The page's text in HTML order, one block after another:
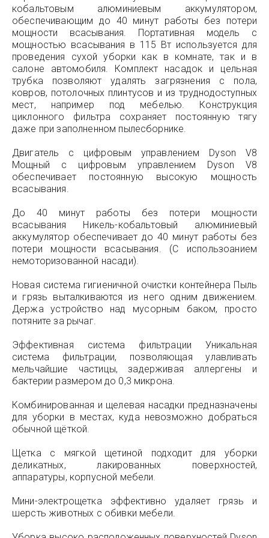
кобальтовым алюминиевым аккумулятором,
обеспечивающим до 40 минут работы без потери
мощности всасывания. Портативная модель с
мощностью всасывания в 115 Вт используется для
проведения сухой уборки как в комнате, так и в
салоне автомобиля. Комплект насадок и цельная
трубка позволяют удалять загрязнения с пола,
ковров, потолочных плинтусов и из труднодоступных
мест, например под мебелью. Конструкция
циклонного фильтра сохраняет постоянную тягу
даже при заполненном пылесборнике.
Двигатель с цифровым управлением Dyson V8
Мощный с цифровым управлением Dyson V8
обеспечивает постоянную высокую мощность
всасывания.
До 40 минут работы без потери мощности
всасывания Никель-кобальтовый алюминиевый
аккумулятор обеспечивает до 40 минут работы без
потери мощности всасывания. (С использоанием
немоторизованной насади).
Новая система гигиеничной очистки контейнера Пыль
и грязь выталкиваются из него одним движением.
Держа устройство над мусорным баком, просто
потяните за рычаг.
Эффективная система фильтрации Уникальная
система фильтрации, позволяющая улавливать
мельчайшие частицы, задерживая аллергены и
бактерии размером до 0,3 микрона.
Комбинированная и щелевая насадки предназначены
для уборки в местах, куда невозможно добраться
обычной щёткой.
Щетка с мягкой щетиной подходит для уборки
деликатных, лакированных поверхностей,
аппаратуры, корпусной мебели.
Мини-электрощетка эффективно удаляет грязь и
шерсть животных с обивки мебели.